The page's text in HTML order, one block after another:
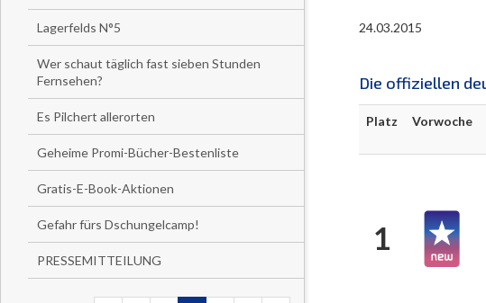
Lagerfelds N°5
Wer schaut täglich fast sieben Stunden
Fernsehen?
Es Pilchert allerorten
Geheime Promi-Bücher-Bestenliste
Gratis-E-Book-Aktionen
Gefahr fürs Dschungelcamp!
PRESSEMITTEILUNG
24.03.2015
Die offiziellen
Platz Vorwoche
1